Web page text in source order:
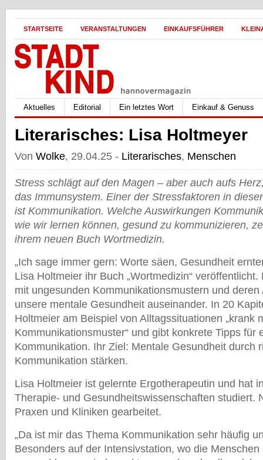
STARTSEITE VERANSTALTUNGEN EINKAUFSFÜHRER
Aktuelles Editorial Ein letztes Wort Einkauf & Genuss
Literarisches: Lisa Holtmeyer
Von Wolke, 29.04.25 - Literarisches, Menschen
Stress schlägt auf den Magen – aber auch aufs
das Immunsystem. Einer der Stressfaktoren in
ist Kommunikation. Welche Auswirkungen
wie wir lernen können, gesund zu kommunizieren,
ihrem neuen Buch Wortmedizin.
„Ich sage immer gern: Worte säen, Gesundheit
Lisa Holtmeier ihr Buch „Wortmedizin“
mit ungesunden Kommunikationsmustern und
unsere mentale Gesundheit auseinander. In 20
Holtmeier am Beispiel von Alltagssituationen „krank
Kommunikationsmuster“ und gibt konkrete Tipps für
Kommunikation. Ihr Ziel: Mentale Gesundheit durch
Kommunikation stärken.
Lisa Holtmeier ist gelernte Ergotherapeutin und hat
Therapie- und Gesundheitswissenschaften studiert.
Praxen und Kliniken gearbeitet.
„Da ist mir das Thema Kommunikation sehr häufig
Besonders auf der Intensivstation, wo die Menschen